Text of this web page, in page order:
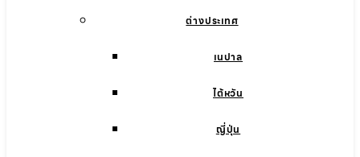
ต่างประเทศ
เนปาล
ไต้หวัน
ญี่ปุ่น